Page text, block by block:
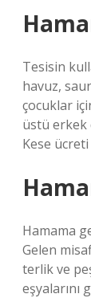
Tesisin
havuz,
çocuklar
üstü erkek
Kese
Hamama
Gelen
terlik ve